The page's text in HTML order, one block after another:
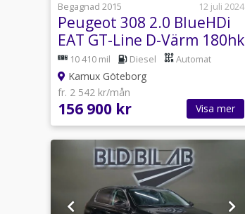
Begagnad 2015
12 juli 2024
Peugeot 308 2.0 BlueHDi
EAT GT-Line D-Värm 180hk
10 410 mil Diesel Automat
Kamux Göteborg
fr. 2 542 kr/mån
156 900 kr Visa mer